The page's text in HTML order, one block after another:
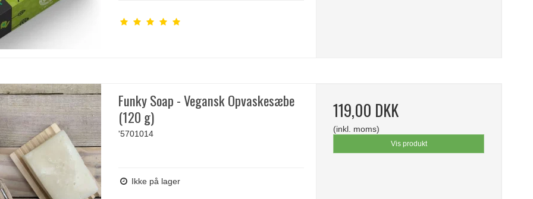
Funky Soap - Vegansk Opvaskesæbe
(120 g)
'5701014
Ikke på lager
119,00 DKK
(inkl. moms)
Vis produkt